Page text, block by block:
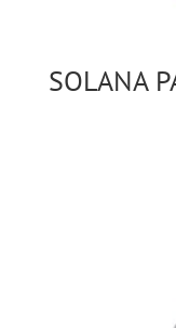
SOLANA